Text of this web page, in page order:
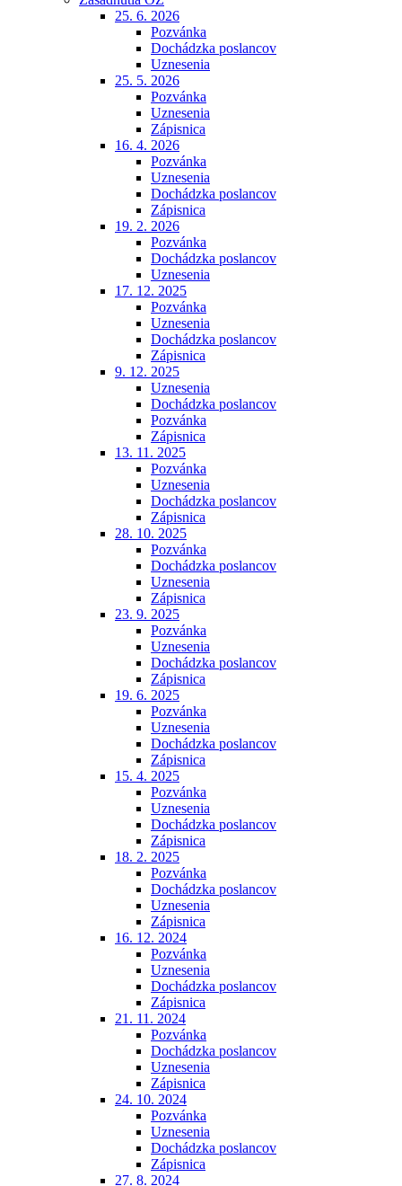
25. 6. 2026
Pozvánka
Dochádzka poslancov
Uznesenia
25. 5. 2026
Pozvánka
Uznesenia
Zápisnica
16. 4. 2026
Pozvánka
Uznesenia
Dochádzka poslancov
Zápisnica
19. 2. 2026
Pozvánka
Dochádzka poslancov
Uznesenia
17. 12. 2025
Pozvánka
Uznesenia
Dochádzka poslancov
Zápisnica
9. 12. 2025
Uznesenia
Dochádzka poslancov
Pozvánka
Zápisnica
13. 11. 2025
Pozvánka
Uznesenia
Dochádzka poslancov
Zápisnica
28. 10. 2025
Pozvánka
Dochádzka poslancov
Uznesenia
Zápisnica
23. 9. 2025
Pozvánka
Uznesenia
Dochádzka poslancov
Zápisnica
19. 6. 2025
Pozvánka
Uznesenia
Dochádzka poslancov
Zápisnica
15. 4. 2025
Pozvánka
Uznesenia
Dochádzka poslancov
Zápisnica
18. 2. 2025
Pozvánka
Dochádzka poslancov
Uznesenia
Zápisnica
16. 12. 2024
Pozvánka
Uznesenia
Dochádzka poslancov
Zápisnica
21. 11. 2024
Pozvánka
Dochádzka poslancov
Uznesenia
Zápisnica
24. 10. 2024
Pozvánka
Uznesenia
Dochádzka poslancov
Zápisnica
27. 8. 2024